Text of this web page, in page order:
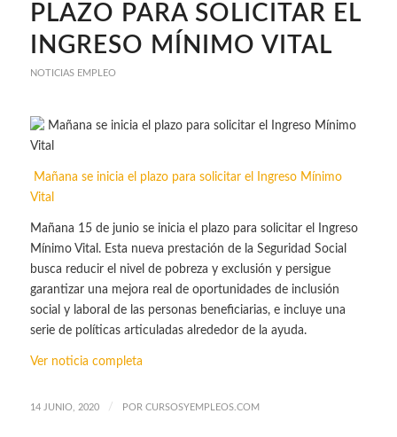
PLAZO PARA SOLICITAR EL
INGRESO MÍNIMO VITAL
NOTICIAS EMPLEO
Mañana se inicia el plazo para solicitar el Ingreso Mínimo
Vital
Mañana 15 de junio se inicia el plazo para solicitar el Ingreso
Mínimo Vital. Esta nueva prestación de la Seguridad Social
busca reducir el nivel de pobreza y exclusión y persigue
garantizar una mejora real de oportunidades de inclusión
social y laboral de las personas beneficiarias, e incluye una
serie de políticas articuladas alrededor de la ayuda.
Ver noticia completa
14 JUNIO, 2020 / POR CURSOSYEMPLEOS.COM